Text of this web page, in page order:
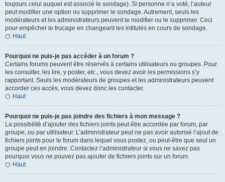
toujours celui auquel est associé le sondage). Si personne n’a voté, l’auteur
peut modifier une option ou supprimer le sondage. Autrement, seuls les
modérateurs et les administrateurs peuvent le modifier ou le supprimer. Ceci
pour empêcher le trucage en changeant les intitulés en cours de sondage.
Haut
Pourquoi ne puis-je pas accéder à un forum ?
Certains forums peuvent être réservés à certains utilisateurs ou groupes. Pour
les consulter, les lire, y poster, etc., vous devez avoir les permissions s’y
rapportant. Seuls les modérateurs de groupes et les administrateurs peuvent
accorder ces accès, vous devez donc les contacter.
Haut
Pourquoi ne puis-je pas joindre des fichiers à mon message ?
La possibilité d’ajouter des fichiers joints peut être accordée par forum, par
groupe, ou par utilisateur. L’administrateur peut ne pas avoir autorisé l’ajout de
fichiers joints pour le forum dans lequel vous postez, ou peut-être que seul un
groupe peut en joindre. Contactez l’administrateur si vous ne savez pas
pourquoi vous ne pouvez pas ajouter de fichiers joints sur un forum.
Haut